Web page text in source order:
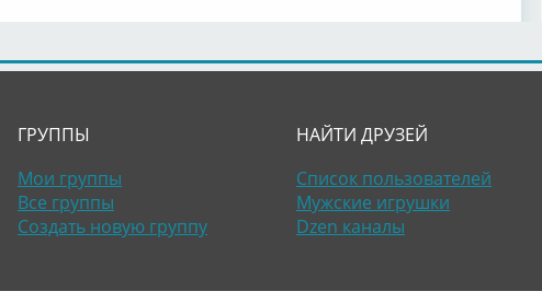
ГРУППЫ
Мои группы
Все группы
Создать новую группу
НАЙТИ ДРУЗЕЙ
Список пользователей
Мужские игрушки
Dzen каналы